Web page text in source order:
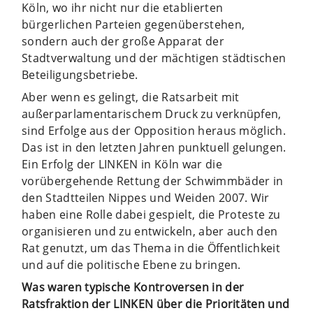
Köln, wo ihr nicht nur die etablierten
bürgerlichen Parteien gegenüberstehen,
sondern auch der große Apparat der
Stadtverwaltung und der mächtigen städtischen
Beteiligungsbetriebe.
Aber wenn es gelingt, die Ratsarbeit mit
außerparlamentarischem Druck zu verknüpfen,
sind Erfolge aus der Opposition heraus möglich.
Das ist in den letzten Jahren punktuell gelungen.
Ein Erfolg der LINKEN in Köln war die
vorübergehende Rettung der Schwimmbäder in
den Stadtteilen Nippes und Weiden 2007. Wir
haben eine Rolle dabei gespielt, die Proteste zu
organisieren und zu entwickeln, aber auch den
Rat genutzt, um das Thema in die Öffentlichkeit
und auf die politische Ebene zu bringen.
Was waren typische Kontroversen in der
Ratsfraktion der LINKEN über die Prioritäten und